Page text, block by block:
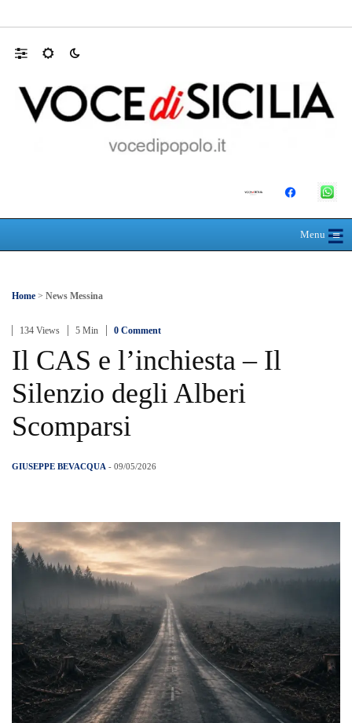
Menu≡
☰
Home > News Messina
134 Views 5 Min 0 Comment
Il CAS e l’inchiesta – Il
Silenzio degli Alberi
Scomparsi
GIUSEPPE BEVACQUA - 09/05/2026